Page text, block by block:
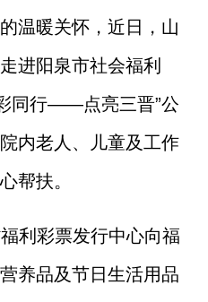
长治 晋城
三农
温暖关怀，近日，山
进阳泉市社会福利
同行——点亮三晋”公
内老人、儿童及工作
帮扶。
利彩票发行中心向福
养品及节日生活用品